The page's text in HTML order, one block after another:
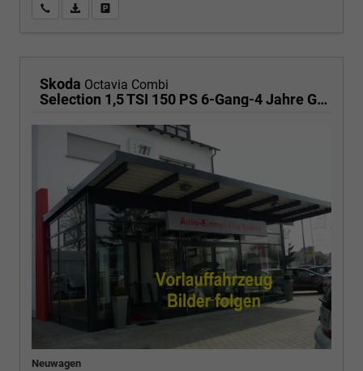
Wir rufen Sie anPDF-Fahrzeugexposé drucken
Skoda Octavia Combi
Selection 1,5 TSI 150 PS 6-Gang-4 Jahre Garantie-Anhängerkupplung schwenkbar-PDC vorne und hinten-Sitzheizung-Smart Link
Neuwagen